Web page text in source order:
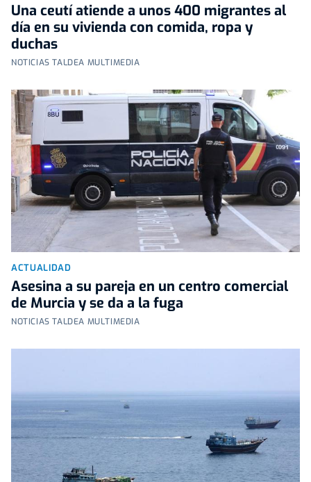
Una ceutí atiende a unos 400 migrantes al
día en su vivienda con comida, ropa y
duchas
NOTICIAS TALDEA MULTIMEDIA
ACTUALIDAD
Asesina a su pareja en un centro comercial
de Murcia y se da a la fuga
NOTICIAS TALDEA MULTIMEDIA